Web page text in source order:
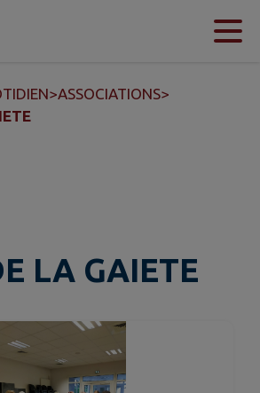
>ASSOCIATIONS>
LA GAIETE